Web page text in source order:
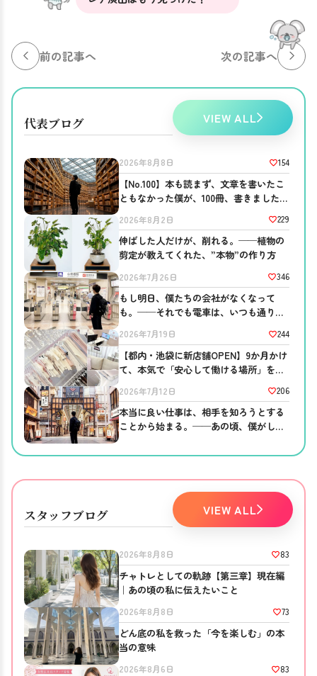
前の記事へ 次の記事へ
代表ブログ VIEW ALL
2026年8月8日 154
【No.100】本も読まず、文章を書いたこ
ともなかった僕が、100冊、書きました。
2026年8月2日 229
伸ばした人だけが、削れる。──植物の
剪定が教えてくれた、”本物”の作り方
2026年7月26日 346
もし明日、僕たちの会社がなくなって
も。──それでも電車は、いつも通り走
2026年7月19日 244
【都内・池袋に新店舗OPEN】9か月かけ
て、本気で「安心して働ける場所」を作
2026年7月12日 206
本当に良い仕事は、相手を知ろうとする
ことから始まる。──あの頃、僕がして
スタッフブログ VIEW ALL
2026年8月8日 83
チャトレとしての軌跡【第三章】現在編
｜あの頃の私に伝えたいこと
2026年8月8日 73
どん底の私を救った「今を楽しむ」の本
当の意味
2026年8月6日 83